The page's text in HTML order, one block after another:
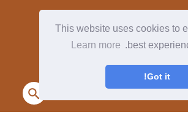
This website uses cookies to
best
Learn more
Got it!